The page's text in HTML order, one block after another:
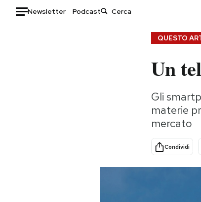
Newsletter Podcast
Consumismi
Storie/Idee
Ok Boomer!
Europa
QUESTO
Un
Gli
materie
mercato
Condividi